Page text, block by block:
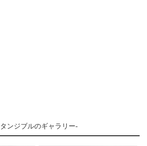
ンジブルのギャラリー-